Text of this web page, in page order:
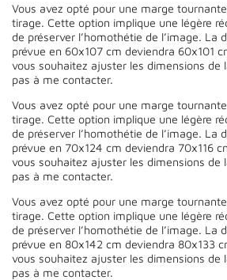
Vous avez opté pour une marge
tirage. Cette option implique une légère
de préserver l’homothétie de l’image. La
prévue en 60x107 cm deviendra 60x101
vous souhaitez ajuster les dimensions de
pas à me contacter.
Vous avez opté pour une marge
tirage. Cette option implique une légère
de préserver l’homothétie de l’image. La
prévue en 70x124 cm deviendra 70x116
vous souhaitez ajuster les dimensions de
pas à me contacter.
Vous avez opté pour une marge
tirage. Cette option implique une légère
de préserver l’homothétie de l’image. La
prévue en 80x142 cm deviendra 80x133
vous souhaitez ajuster les dimensions de
pas à me contacter.